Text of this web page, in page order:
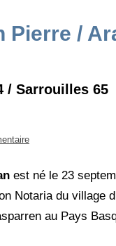
Pierre /
/ Sarrouilles 65
est né le 23
Notaria du village
au Pays